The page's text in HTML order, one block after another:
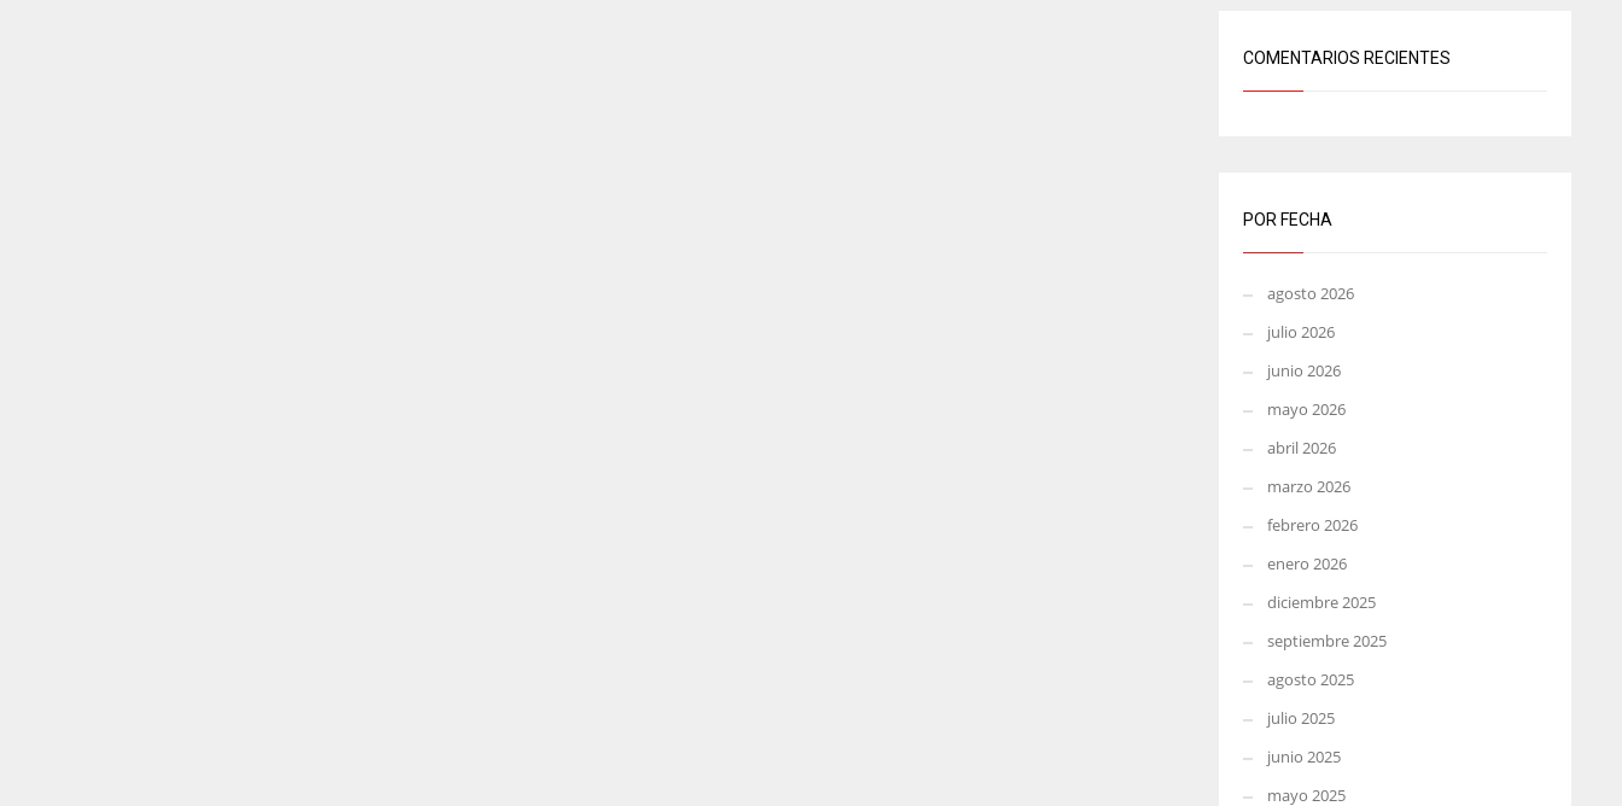
COMENTARIOS RECIENTES
POR FECHA
agosto 2026
julio 2026
junio 2026
mayo 2026
abril 2026
marzo 2026
febrero 2026
enero 2026
diciembre 2025
septiembre 2025
agosto 2025
julio 2025
junio 2025
mayo 2025